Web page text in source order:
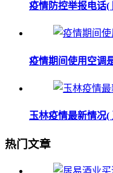
疫情防控举报电话(
疫情期间使用空调
玉林疫情最新情况(
热门文章